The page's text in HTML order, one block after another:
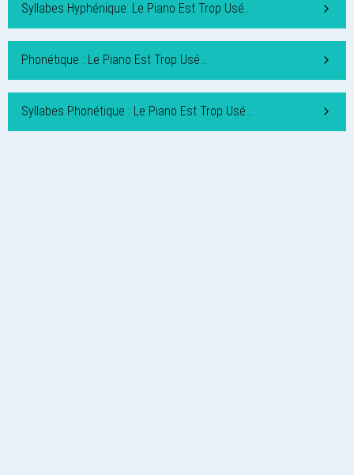
Syllabes Hyphénique: Le Piano Est Trop Usé…
Phonétique : Le Piano Est Trop Usé…
Syllabes Phonétique : Le Piano Est Trop Usé…